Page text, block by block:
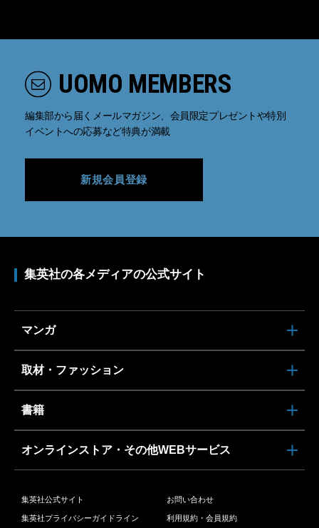
UOMO MEMBERS
編集部から届くメールマガジン、会員限定プレゼントや特別
イベントへの応募など特典が満載
新規会員登録
集英社の各メディアの公式サイト
マンガ
取材・ファッション
書籍
オンラインストア・その他WEBサービス
集英社公式サイト お問い合わせ
集英社プライバシーガイドライン 利用規約・会員規約